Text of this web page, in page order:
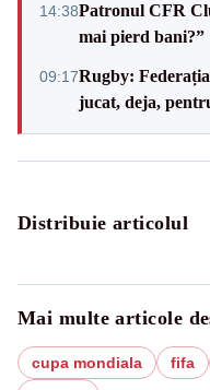
14:38Patronul CFR
mai pierd bani?”
09:17Rugby:
jucat, deja,
Distribuie articolul
Mai multe articole
cupa mondiala fifa